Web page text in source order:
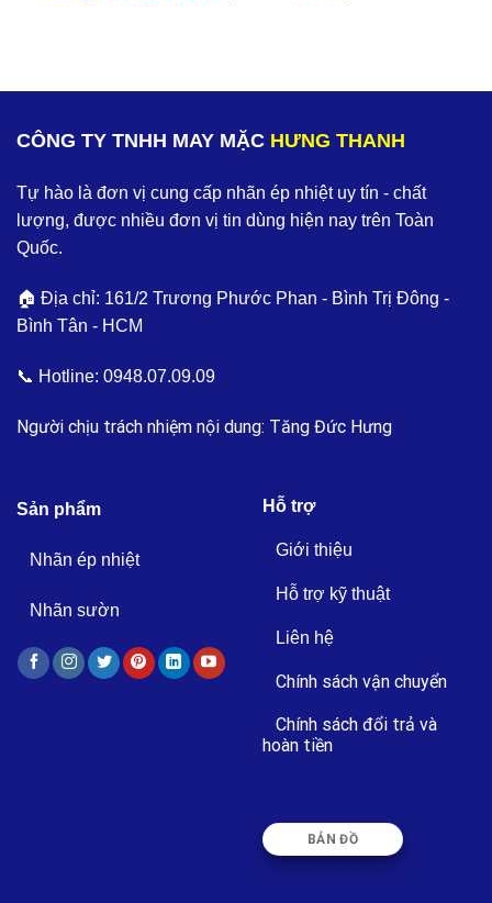
CÔNG TY TNHH MAY MẶC HƯNG THANH
Tự hào là đơn vị cung cấp nhãn ép nhiệt uy tín - chất
lượng, được nhiều đơn vị tin dùng hiện nay trên Toàn
Quốc.
🏠 Địa chỉ: 161/2 Trương Phước Phan - Bình Trị Đông -
Bình Tân - HCM
📞 Hotline: 0948.07.09.09
Người chịu trách nhiệm nội dung: Tăng Đức Hưng
Sản phẩm
Nhãn ép nhiệt
Nhãn sườn
Hỗ trợ
Giới thiệu
Hỗ trợ kỹ thuật
Liên hệ
Chính sách vận chuyển
Chính sách đổi trả và
hoàn tiền
BẢN ĐỒ